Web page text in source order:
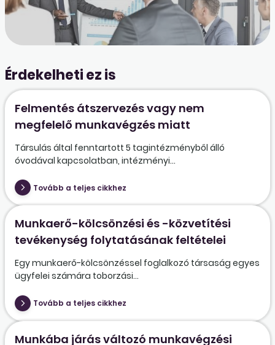
Érdekelheti ez is
Felmentés átszervezés vagy nem
megfelelő munkavégzés miatt
Társulás által fenntartott 5 tagintézményből álló
óvodával kapcsolatban, intézményi...
Tovább a teljes cikkhez
Munkaerő-kölcsönzési és -közvetítési
tevékenység folytatásának feltételei
Egy munkaerő-kölcsönzéssel foglalkozó társaság egyes
ügyfelei számára toborzási...
Tovább a teljes cikkhez
Munkába járás változó munkavégzési